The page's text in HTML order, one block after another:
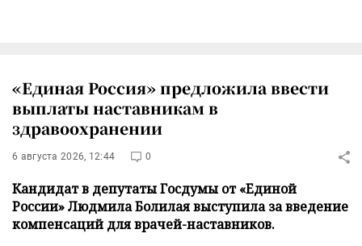
«Единая Россия» предложила ввести
выплаты наставникам в
здравоохранении
6 августа 2026, 12:44 0
Кандидат в депутаты Госдумы от «Единой
России» Людмила Болилая выступила за введение
компенсаций для врачей-наставников.